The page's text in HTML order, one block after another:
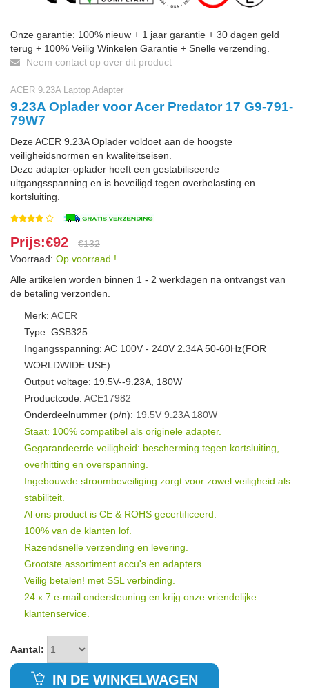
Onze garantie: 100% nieuw + 1 jaar garantie + 30 dagen geld
terug + 100% Veilig Winkelen Garantie + Snelle verzending.
Neem contact op over dit product
ACER 9.23A Laptop Adapter
9.23A Oplader voor Acer Predator 17 G9-791-
79W7
Deze ACER 9.23A Oplader voldoet aan de hoogste
veiligheidsnormen en kwaliteitseisen.
Deze adapter-oplader heeft een gestabiliseerde
uitgangsspanning en is beveiligd tegen overbelasting en
kortsluiting.
Prijs:€92
€132
Voorraad: Op voorraad !
Alle artikelen worden binnen 1 - 2 werkdagen na ontvangst van
de betaling verzonden.
Merk: ACER
Type: GSB325
Ingangsspanning: AC 100V - 240V 2.34A 50-60Hz(FOR
WORLDWIDE USE)
Output voltage: 19.5V--9.23A, 180W
Productcode: ACE17982
Onderdeelnummer (p/n): 19.5V 9.23A 180W
Staat: 100% compatibel als originele adapter.
Gegarandeerde veiligheid: bescherming tegen kortsluiting,
overhitting en overspanning.
Ingebouwde stroombeveiliging zorgt voor zowel veiligheid als
stabiliteit.
Al ons product is CE & ROHS gecertificeerd.
100% van de klanten lof.
Razendsnelle verzending en levering.
Grootste assortiment accu's en adapters.
Veilig betalen! met SSL verbinding.
24 x 7 e-mail ondersteuning en krijg onze vriendelijke
klantenservice.
Aantal:
IN DE WINKELWAGEN